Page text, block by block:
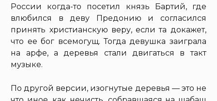
России когда-то посетил князь Бартий, где
влюбился в деву Предонию и согласился
принять христианскую веру, если та докажет,
что ее бог всемогущ. Тогда девушка заиграла
на арфе, а деревья стали двигаться в такт
музыке.
По другой версии, изогнутые деревья — это не